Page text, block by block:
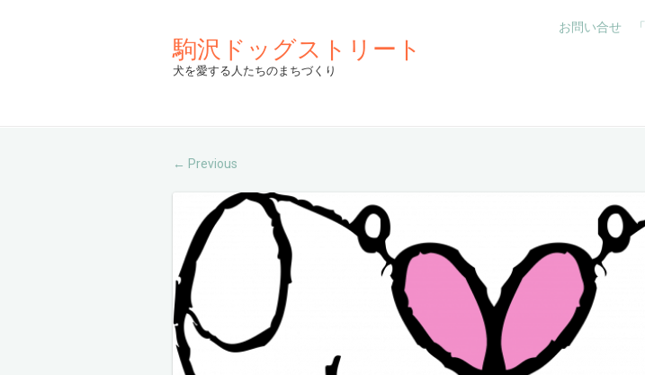
駒沢ドッグストリート
犬を愛する人たちのまちづくり
お問い合せ
← Previous